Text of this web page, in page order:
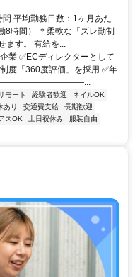
平均勤務日数：1ヶ月あた
8時間） ＊柔軟な「ズレ勤制
ます。 有給を...
業 ✅ECディレクターとして
度「360度評価」を採用 ✅年
―――――――――――――...
モート 経験者歓迎
ネイルOK
あり 交通費支給
長期歓迎
スOK 土日祝休み
服装自由